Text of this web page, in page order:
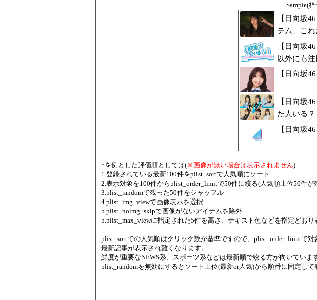
Sample(
【日向坂
テム、こ
【日向坂
以外にも注
【日向坂
【日向坂
た人いる？
【日向坂
↑を例とした評価順としては(※画像が無い場合は表示されません)
1.登録されている最新100件をplist_sortで人気順にソート
2.表示対象を100件からplist_order_limitで50件に絞る(人気順上位50件が
3.plist_randomで残った50件をシャッフル
4.plist_img_viewで画像表示を選択
5.plist_noimg_skipで画像がないアイテムを除外
5.plist_max_viewに指定された5件を高さ、テキスト色などを指定どおり
plist_sortでの人気順はクリック数が基準ですので、plist_order_limitで対
最新記事が表示され難くなります。
鮮度が重要なNEWS系、スポーツ系などは最新順で絞る方が向いていま
plist_randomを無効にするとソート上位(最新or人気)から順番に固定して